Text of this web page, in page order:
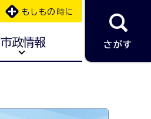
もしもの時に
市政情報 さがす